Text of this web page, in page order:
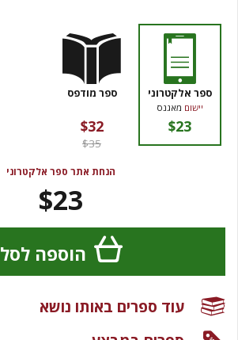
ספר אלקטרוני
יישום מאגנס
$23
ספר מודפס
$32
$35
הנחת אתר ספר אלקטרוני
$23
הוספה לסל
עוד ספרים באותו נושא